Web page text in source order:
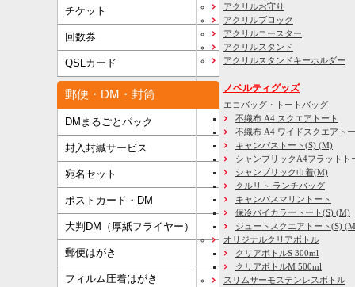
チケット
回数券
QSLカード
郵便・DM・封筒
DMまるごとパック
封入封緘サービス
宛名セット
ポストカード・DM
大判DM（厚紙フライヤー）
郵便はがき
フィルム圧着はがき
アクリルお守り
アクリルブロック
アクリルコースター
アクリルスタンド
アクリルスタンドキーホルダー
ノベルティグッズ
エコバッグ・トートバッグ
不織布 A4 スクエアトート
不織布 A4 ワイドスクエアト
キャンバストート(S) (M)
シャンブリックA4フラットト
シャンブリック巾着(M)
クルリト ランチバッグ
キャンバスマリントート
保冷バイカラートート(S) (M)
ジュートスクエアトート(S)
オリジナルクリアボトル
クリアボトルS 300ml
クリアボトルM 500ml
スリムサーモステンレスボトル